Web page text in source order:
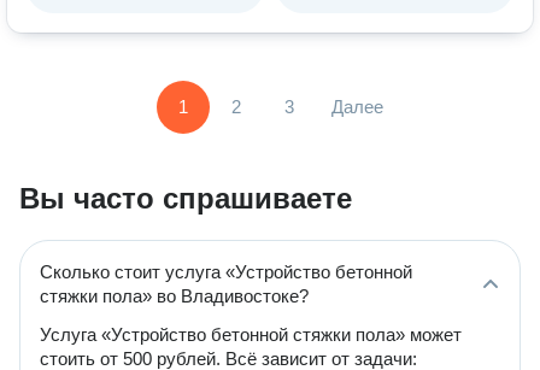
1 2 3 Далее
Вы часто спрашиваете
Сколько стоит услуга «Устройство бетонной
стяжки пола» во Владивостоке?
Услуга «Устройство бетонной стяжки пола» может
стоить от 500 рублей. Всё зависит от задачи: